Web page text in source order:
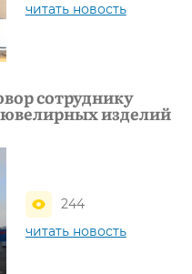
читать новость
сотруднику
ювелирных изделий
244
читать новость